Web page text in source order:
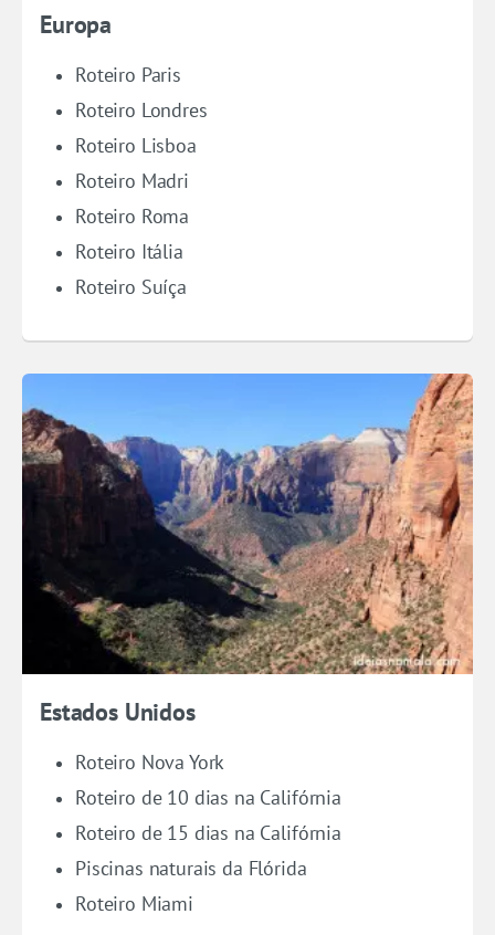
Europa
Roteiro Paris
Roteiro Londres
Roteiro Lisboa
Roteiro Madri
Roteiro Roma
Roteiro Itália
Roteiro Suíça
Estados Unidos
Roteiro Nova York
Roteiro de 10 dias na Califórnia
Roteiro de 15 dias na Califórnia
Piscinas naturais da Flórida
Roteiro Miami